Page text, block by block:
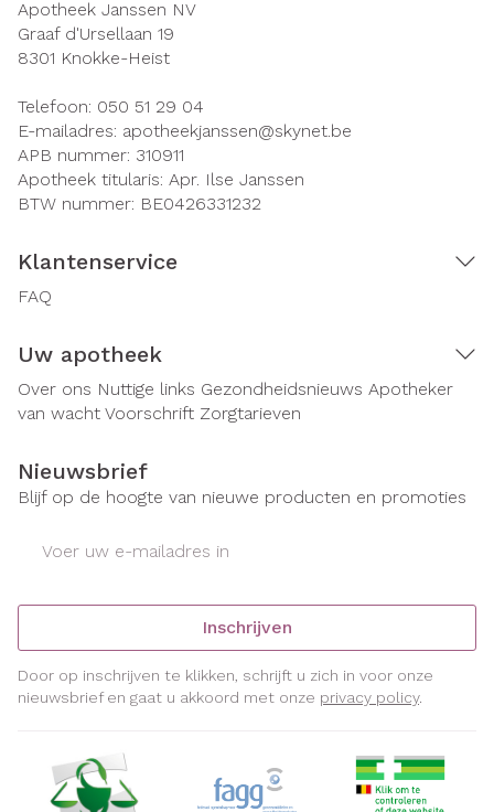
Apotheek Janssen NV
Graaf d'Ursellaan 19
8301 Knokke-Heist
Telefoon: 050 51 29 04
E-mailadres: apotheekjanssen@skynet.be
APB nummer: 310911
Apotheek titularis: Apr. Ilse Janssen
BTW nummer: BE0426331232
Klantenservice
FAQ
Uw apotheek
Over ons Nuttige links Gezondheidsnieuws Apotheker
van wacht Voorschrift Zorgtarieven
Nieuwsbrief
Blijf op de hoogte van nieuwe producten en promoties
Inschrijven
Door op inschrijven te klikken, schrijft u zich in voor onze
nieuwsbrief en gaat u akkoord met onze privacy policy.